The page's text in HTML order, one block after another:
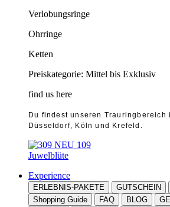
Verlobungsringe
Ohrringe
Ketten
Preiskategorie: Mittel bis Exklusiv
find us here
Du findest unseren Trauringbereich
Düsseldorf, Köln und Krefeld.
Juwelblüte
Experience
ERLEBNIS-PAKETE GUTSCHEIN
Shopping Guide
FAQ BLOG